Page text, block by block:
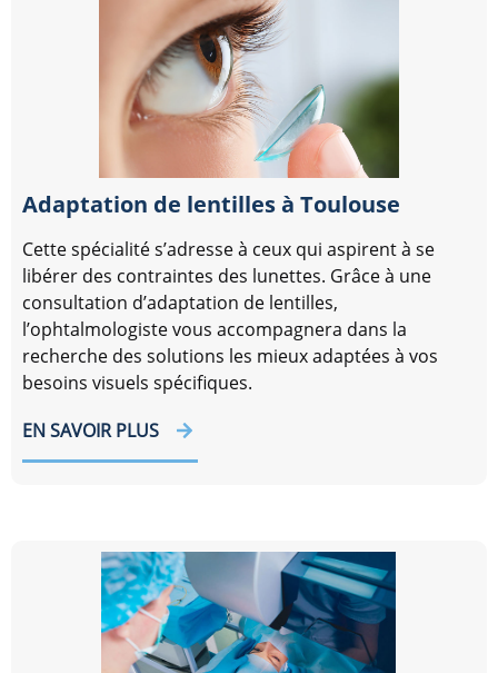
Adaptation de lentilles à Toulouse
Cette spécialité s’adresse à ceux qui aspirent à se
libérer des contraintes des lunettes. Grâce à une
consultation d’adaptation de lentilles,
l’ophtalmologiste vous accompagnera dans la
recherche des solutions les mieux adaptées à vos
besoins visuels spécifiques.
EN SAVOIR PLUS